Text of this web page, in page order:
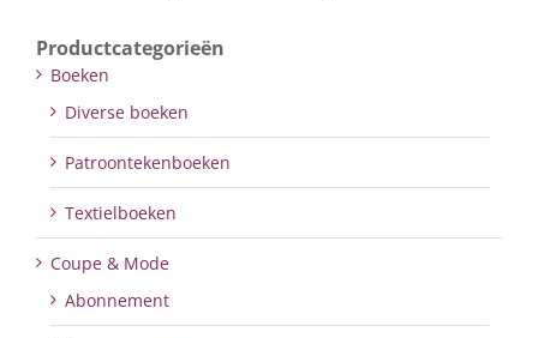
Productcategorieën
Boeken
Diverse boeken
Patroontekenboeken
Textielboeken
Coupe & Mode
Abonnement